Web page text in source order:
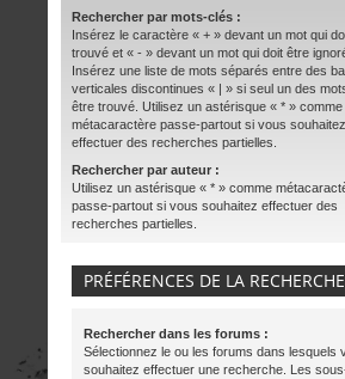
Rechercher par mots-clés :
Insérez le caractère « + » devant un mot qui
trouvé et « - » devant un mot qui doit être
Insérez une liste de mots séparés entre des
verticales discontinues « | » si seul un des
être trouvé. Utilisez un astérisque « * » comme
métacaractère passe-partout si vous souhaitez
effectuer des recherches partielles.
Rechercher par auteur :
Utilisez un astérisque « * » comme
passe-partout si vous souhaitez effectuer des
recherches partielles.
PRÉFÉRENCES DE LA RECHERCHE
Rechercher dans les forums :
Sélectionnez le ou les forums dans lesquels
souhaitez effectuer une recherche. Les